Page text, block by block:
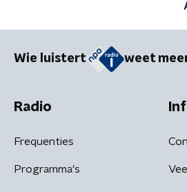
Wie luistert weet
Radio
Frequenties
Programma's